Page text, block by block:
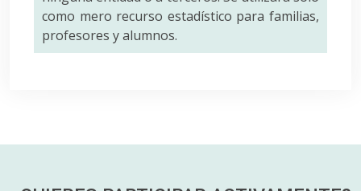
como mero recurso estadístico para familias,
profesores y alumnos.